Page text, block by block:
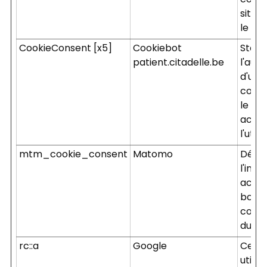
site
le
CookieConsent [x5]
Cookiebot
patient.citadelle.be
le
mtm_cookie_consent Matomo
du
rc::a
Google
Ce